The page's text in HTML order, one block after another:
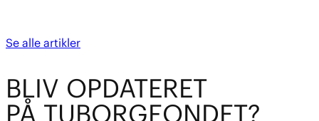
Se alle artikler
BLIV OPDATERET
PÅ TUBORGFONDET?